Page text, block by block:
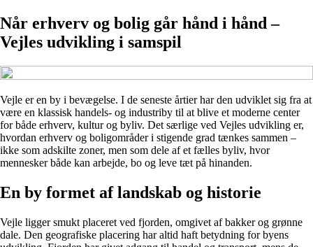
Når erhverv og bolig går hånd i hånd –
Vejles udvikling i samspil
Vejle er en by i bevægelse. I de seneste årtier har den udviklet sig fra at
være en klassisk handels- og industriby til at blive et moderne center
for både erhverv, kultur og byliv. Det særlige ved Vejles udvikling er,
hvordan erhverv og boligområder i stigende grad tænkes sammen –
ikke som adskilte zoner, men som dele af et fælles byliv, hvor
mennesker både kan arbejde, bo og leve tæt på hinanden.
En by formet af landskab og historie
Vejle ligger smukt placeret ved fjorden, omgivet af bakker og grønne
dale. Den geografiske placering har altid haft betydning for byens